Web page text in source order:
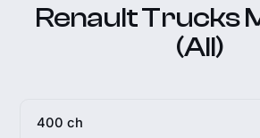
Renault Trucks
(All)
400 ch